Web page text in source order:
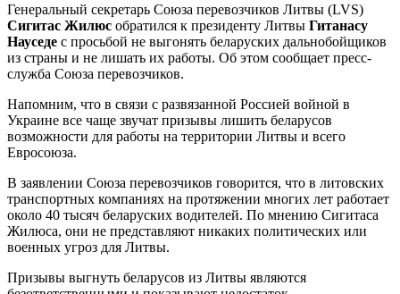
Генеральный секретарь Союза перевозчиков Литвы (LVS)
Сигитас Жилюс обратился к президенту Литвы Гитанасу
Науседе с просьбой не выгонять беларуских дальнобойщиков
из страны и не лишать их работы. Об этом сообщает пресс-
служба Союза перевозчиков.
Напомним, что в связи с развязанной Россией войной в
Украине все чаще звучат призывы лишить беларусов
возможности для работы на территории Литвы и всего
Евросоюза.
В заявлении Союза перевозчиков говорится, что в литовских
транспортных компаниях на протяжении многих лет работает
около 40 тысяч беларуских водителей. По мнению Сигитаса
Жилюса, они не представляют никаких политических или
военных угроз для Литвы.
Призывы выгнуть беларусов из Литвы являются